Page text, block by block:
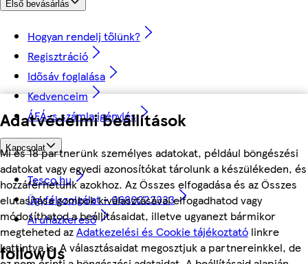
Adatvédelmi beállítások
Mi és 18 partnerünk személyes adatokat, például böngészési
adatokat vagy egyedi azonosítókat tárolunk a készülékeden, és
hozzáférhetünk azokhoz. Az Összes elfogadása és az Összes
elutasítása gombok kiválasztásával elfogadhatod vagy
módosíthatod a beállításaidat, illetve ugyanezt bármikor
megteheted azAdatkezelési és Cookie tájékoztató linkre
kattintva is. A választásaidat megosztjuk a partnereinkkel, de
Első bevásárlás
Hogyan rendelj tőlünk?
Regisztráció
Idősáv foglalása
Kedvenceim
ÁFÁ-s számla igénylés
Kapcsolat
Tesco.hu
Ügyfélszolgálat - 0680222333
Áruházkereső
followUs